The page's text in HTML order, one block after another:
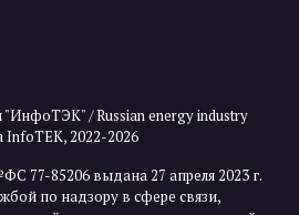
"ИнфоТЭК" / Russian energy industry
InfoTEK, 2022-2026
77-85206 выдана 27 апреля 2023 г.
по надзору в сфере связи,